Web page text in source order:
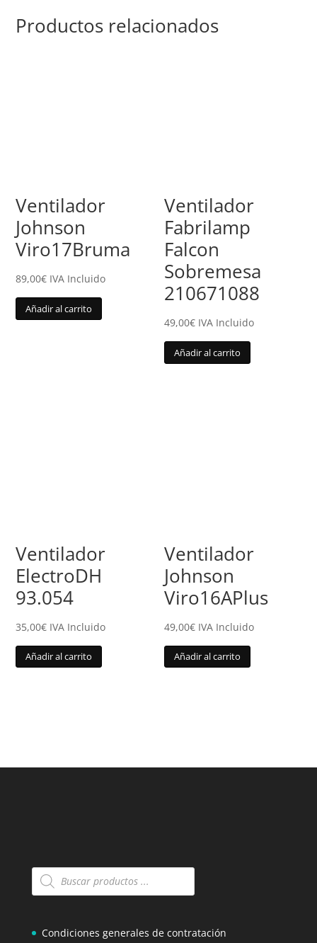
Productos relacionados
Ventilador
Johnson
Viro17Bruma
89,00€ IVA Incluido
Añadir al carrito
Ventilador
Fabrilamp
Falcon
Sobremesa
210671088
49,00€ IVA Incluido
Añadir al carrito
Ventilador
ElectroDH
93.054
35,00€ IVA Incluido
Añadir al carrito
Ventilador
Johnson
Viro16APlus
49,00€ IVA Incluido
Añadir al carrito
Búsqueda
de
Condiciones generales de contratación